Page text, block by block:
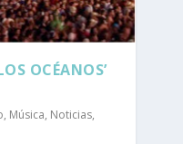
OCÉANOS’
, Música, Noticias,